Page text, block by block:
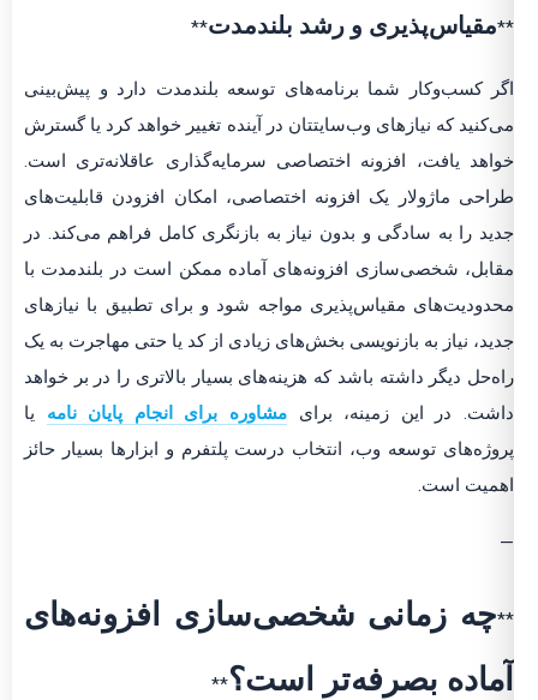
**مقیاس‌پذیری و رشد بلندمدت**
اگر کسب‌وکار شما برنامه‌های توسعه بلندمدت دارد و پیش‌بینی
می‌کنید که نیازهای وب‌سایتتان در آینده تغییر خواهد کرد یا گسترش
خواهد یافت، افزونه اختصاصی سرمایه‌گذاری عاقلانه‌تری است.
طراحی ماژولار یک افزونه اختصاصی، امکان افزودن قابلیت‌های
جدید را به سادگی و بدون نیاز به بازنگری کامل فراهم می‌کند. در
مقابل، شخصی‌سازی افزونه‌های آماده ممکن است در بلندمدت با
محدودیت‌های مقیاس‌پذیری مواجه شود و برای تطبیق با نیازهای
جدید، نیاز به بازنویسی بخش‌های زیادی از کد یا حتی مهاجرت به یک
راه‌حل دیگر داشته باشد که هزینه‌های بسیار بالاتری را در بر خواهد
داشت. در این زمینه، برای مشاوره برای انجام پایان نامه یا
پروژه‌های توسعه وب، انتخاب درست پلتفرم و ابزارها بسیار حائز
اهمیت است.
—
**چه زمانی شخصی‌سازی افزونه‌های
آماده بصرفه‌تر است؟**